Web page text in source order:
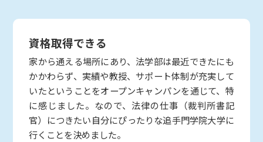
資格取得できる
家から通える場所にあり、法学部は最近できたにも
かかわらず、実績や教授、サポート体制が充実して
いたということをオープンキャンパンを通じて、特
に感じました。なので、法律の仕事（裁判所書記
官）につきたい自分にぴったりな追手門学院大学に
行くことを決めました。